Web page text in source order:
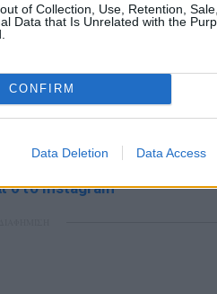
of Collection, Use, Retention,
Data that Is Unrelated with the
CONFIRM
Data Deletion Data Access
για
στο Instagram